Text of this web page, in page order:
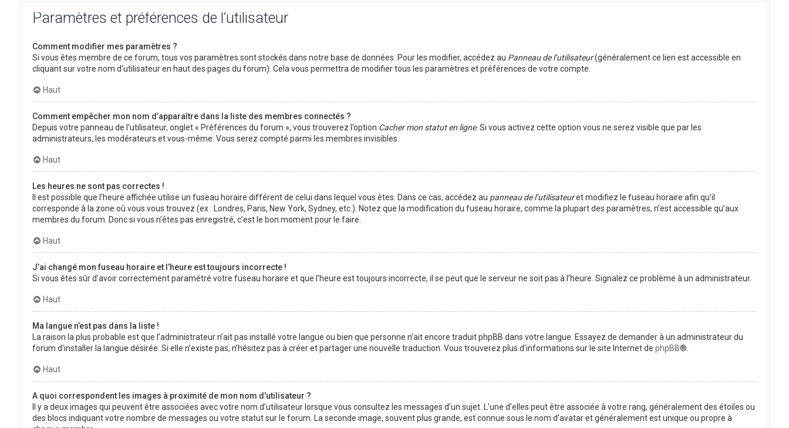
Paramètres et préférences de l’utilisateur
Comment modifier mes paramètres ?
Si vous êtes membre de ce forum, tous vos paramètres sont stockés dans notre base de données. Pour les modifier, accédez au Panneau de l’utilisateur(généralement ce lien est accessible en
cliquant sur votre nom d’utilisateur en haut des pages du forum). Cela vous permettra de modifier tous les paramètres et préférences de votre compte.
Haut
Comment empêcher mon nom d’apparaître dans la liste des membres connectés ?
Depuis votre panneau de l’utilisateur, onglet « Préférences du forum », vous trouverez l’option Cacher mon statut en ligne. Si vous activez cette option vous ne serez visible que par les
administrateurs, les modérateurs et vous-même. Vous serez compté parmi les membres invisibles.
Haut
Les heures ne sont pas correctes !
Il est possible que l’heure affichée utilise un fuseau horaire différent de celui dans lequel vous êtes. Dans ce cas, accédez au panneau de l’utilisateuret modifiez le fuseau horaire afin qu’il
corresponde à la zone où vous vous trouvez (ex : Londres, Paris, New York, Sydney, etc.). Notez que la modification du fuseau horaire, comme la plupart des paramètres, n’est accessible qu’aux
membres du forum. Donc si vous n’êtes pas enregistré, c’est le bon moment pour le faire.
Haut
J’ai changé mon fuseau horaire et l’heure est toujours incorrecte !
Si vous êtes sûr d’avoir correctement paramétré votre fuseau horaire et que l’heure est toujours incorrecte, il se peut que le serveur ne soit pas à l’heure. Signalez ce problème à un administrateur.
Haut
Ma langue n’est pas dans la liste !
La raison la plus probable est que l’administrateur n’ait pas installé votre langue ou bien que personne n’ait encore traduit phpBB dans votre langue. Essayez de demander à un administrateur du
forum d’installer la langue désirée. Si elle n’existe pas, n’hésitez pas à créer et partager une nouvelle traduction. Vous trouverez plus d’informations sur le site Internet de phpBB®.
Haut
A quoi correspondent les images à proximité de mon nom d’utilisateur ?
Il y a deux images qui peuvent être associées avec votre nom d’utilisateur lorsque vous consultez les messages d’un sujet. L’une d’elles peut être associée à votre rang, généralement des étoiles ou
des blocs indiquant votre nombre de messages ou votre statut sur le forum. La seconde image, souvent plus grande, est connue sous le nom d’avatar et généralement est unique ou propre à